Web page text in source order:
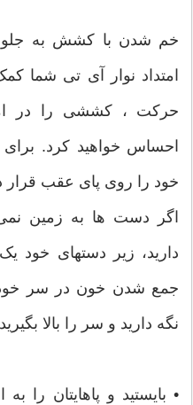
خم شدن با کشش به
امتداد نوار آی تی شما
حرکت ، کششی را در
احساس خواهید کرد.
خود را روی پای عقب قرار
اگر دست ها به زمین
دارید، زیر دستهای خود
جمع شدن خون در سر
نگه دارید و سر را بالا
• بایستید و پاهایتان را